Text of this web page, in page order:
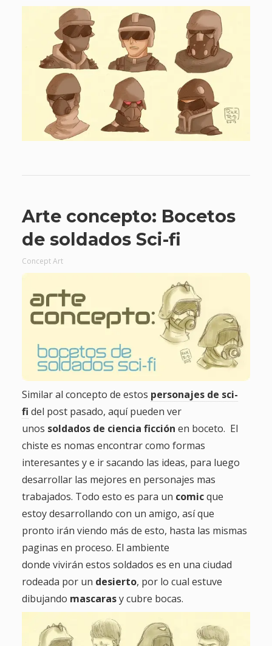
Arte concepto: Bocetos
de soldados Sci-fi
Concept Art
Similar al concepto de estos personajes de sci-
fi del post pasado, aquí pueden ver
unos soldados de ciencia ficción en boceto. El
chiste es nomas encontrar como formas
interesantes y e ir sacando las ideas, para luego
desarrollar las mejores en personajes mas
trabajados. Todo esto es para un comicque
estoy desarrollando con un amigo, así que
pronto irán viendo más de esto, hasta las mismas
paginas en proceso. El ambiente
donde vivirán estos soldados es en una ciudad
rodeada por un desierto, por lo cual estuve
dibujando mascarasy cubre bocas.